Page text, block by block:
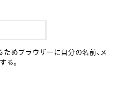
めブラウザーに自分の名前、メ
る。